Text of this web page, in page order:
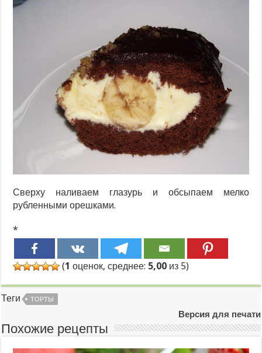
Сверху наливаем глазурь и обсыпаем мелко
рубленными орешками.
*
(1 оценок, среднее: 5,00 из 5)
Теги ТОРТЫ
Версия для печати
Похожие рецепты